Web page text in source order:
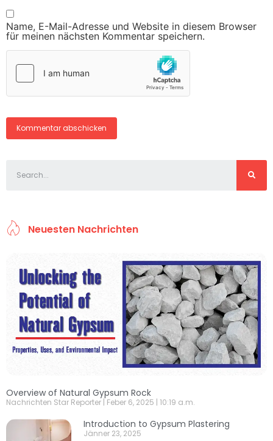
Name, E-Mail-Adresse und Website in diesem Browser
für meinen nächsten Kommentar speichern.
Neuesten Nachrichten
Overview of Natural Gypsum Rock
Nachrichten Star Reporter Feber 6, 2025 10:19 a.m.
Introduction to Gypsum Plastering
Jänner 23, 2025